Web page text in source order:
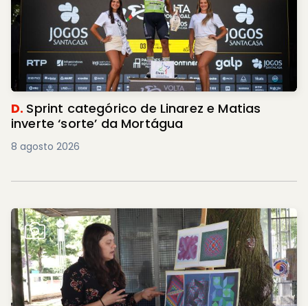
D. Sprint categórico de Linarez e Matias
inverte ‘sorte’ da Mortágua
8 agosto 2026